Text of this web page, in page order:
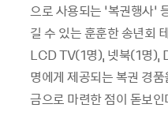
으로 사용되는 ‘복권행사’
길 수 있는 훈훈한 송년회
LCD TV(1명), 넷북(1명),
명에게 제공되는 복권 경
금으로 마련한 점이 돋보인